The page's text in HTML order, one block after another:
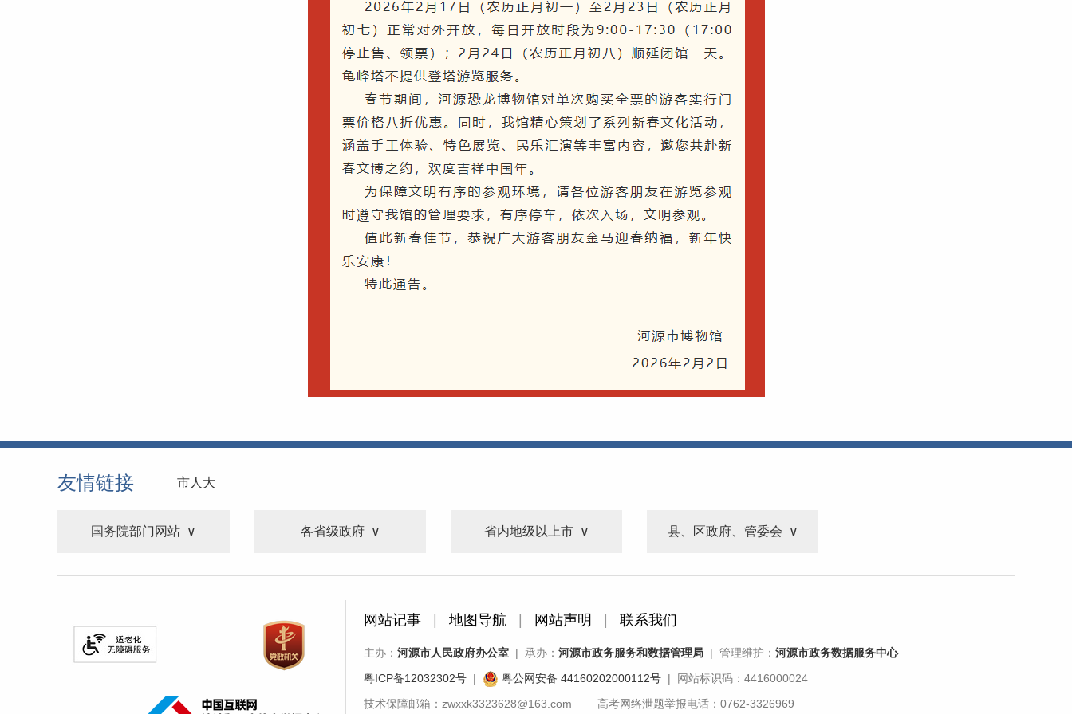
友情链接 市人大
国务院部门网站 各省级政府 省内地级以上市 县、区政府、管委会
网站记事 地图导航 网站声明 联系我们
主办： 河源市人民政府办公室 | 承办： 河源市政务服务和数据管理局 | 管理维护： 河源市政务数据服务中心
粤ICP备12032302号 | 粤公网安备 44160202000112号 | 网站标识码：4416000024
技术保障邮箱：zwxxk3323628@163.com 高考网络泄题举报电话：0762-3326969